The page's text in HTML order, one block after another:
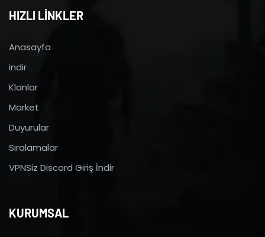
HIZLI LİNKLER
Anasayfa
indir
Klanlar
Market
Duyurular
Sıralamalar
VPNSiz Discord Giriş İndir
KURUMSAL